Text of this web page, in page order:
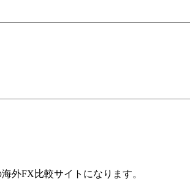
外FX比較サイトになります。